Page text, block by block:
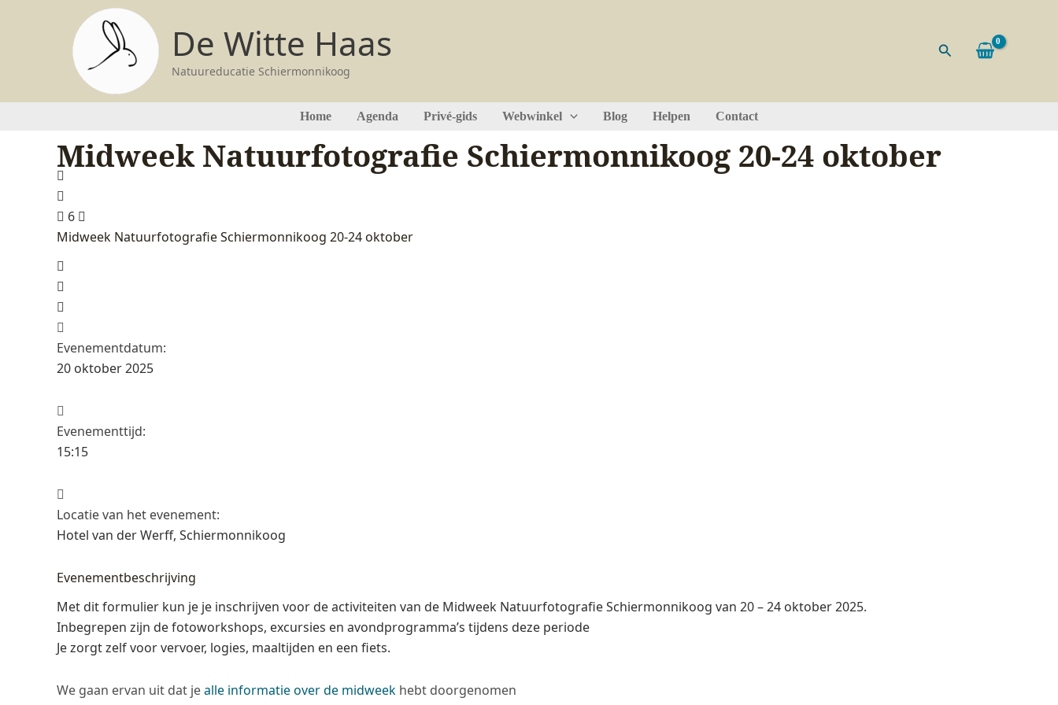
De Witte Haas
Natuureducatie Schiermonnikoog
Zoeken
Home Agenda Privé-gids Webwinkel Blog Helpen Contact
Midweek Natuurfotografie Schiermonnikoog 20-24 oktober
6
Midweek Natuurfotografie Schiermonnikoog 20-24 oktober
Evenementdatum:
20 oktober 2025
Evenementtijd:
15:15
Locatie van het evenement:
Hotel van der Werff, Schiermonnikoog
Evenementbeschrijving
Met dit formulier kun je je inschrijven voor de activiteiten van de Midweek Natuurfotografie Schiermonnikoog van 20 – 24 oktober 2025.
Inbegrepen zijn de fotoworkshops, excursies en avondprogramma’s tijdens deze periode
Je zorgt zelf voor vervoer, logies, maaltijden en een fiets.
We gaan ervan uit dat jealle informatie over de midweek hebt doorgenomen